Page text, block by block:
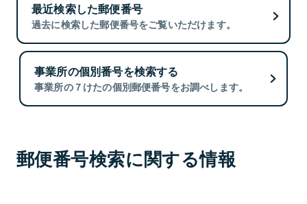
最近検索した郵便番号
過去に検索した郵便番号をご覧いただけます。
事業所の個別番号を検索する
事業所の７けたの個別郵便番号をお調べします。
郵便番号検索に関する情報